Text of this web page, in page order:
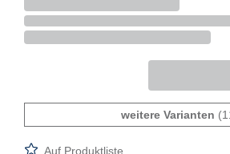
weitere Varianten
Auf Produktliste